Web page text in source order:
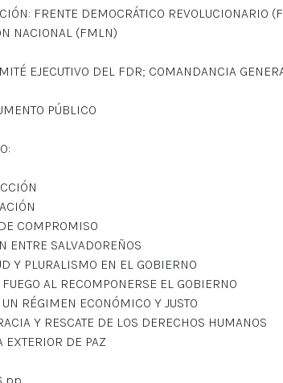
FRENTE DEMOCRÁTICO REVOLUCIONARIO
NACIONAL (FMLN)
EJECUTIVO DEL FDR; COMANDANCIA
PÚBLICO
COMPROMISO
ENTRE SALVADOREÑOS
Y PLURALISMO EN EL GOBIERNO
AL RECOMPONERSE EL GOBIERNO
RÉGIMEN ECONÓMICO Y JUSTO
Y RESCATE DE LOS DERECHOS HUMANOS
EXTERIOR DE PAZ